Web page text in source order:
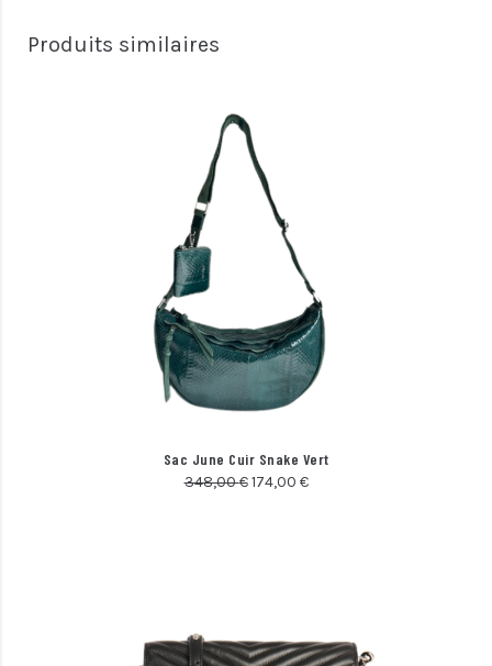
Produits similaires
Sac June Cuir Snake Vert
348,00€ 174,00 €